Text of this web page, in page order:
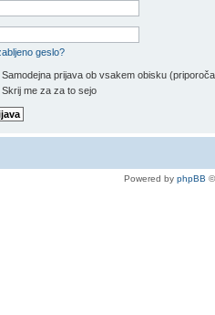
geslo?
Samodejna prijava ob vsakem obisku
Skrij me za za to sejo
Powered by phpBB